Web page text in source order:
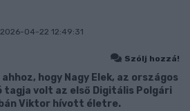
2026-04-22 12:49:31
Szólj hozzá!
hogy Nagy Elek, az országos
tagja volt az első Digitális Polgári
Viktor hívott életre.